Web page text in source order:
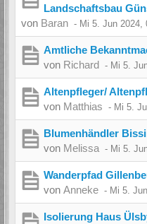
Landschaftsbau
von Baran - Mi 5. Jun 2024,
Amtliche
von Richard - Mi 5.
Altenpfleger/
von Matthias - Mi 5.
Blumenhändler
von Melissa - Mi 5.
Wanderpfad
von Anneke - Mi 5.
Isolierung Haus